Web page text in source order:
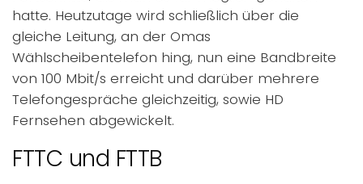
hatte. Heutzutage wird schließlich über die
gleiche Leitung, an der Omas
Wählscheibentelefon hing, nun eine Bandbreite
von 100 Mbit/s erreicht und darüber mehrere
Telefongespräche gleichzeitig, sowie HD
Fernsehen abgewickelt.
FTTC und FTTB